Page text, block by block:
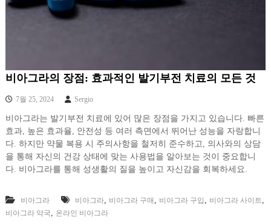
비아그라의 장점: 효과적인 발기부전 치료의 모든 것
7월 25, 2024 Sergio
비아그라는 발기부전 치료에 있어 많은 장점을 가지고 있습니다. 빠른
효과, 높은 효과율, 안전성 등 여러 측면에서 뛰어난 성능을 자랑합니
다. 하지만 약물 복용 시 주의사항을 철저히 준수하고, 의사와의 상담
을 통해 자신의 건강 상태에 맞는 사용법을 알아보는 것이 중요합니
다. 비아그라를 통해 성생활의 질을 높이고 자신감을 회복하세요.
비아그라 비아그라, 비아그라 구매 비아그라 구입 비아그라 사이트
비아그라 약국 온라인 비아그라